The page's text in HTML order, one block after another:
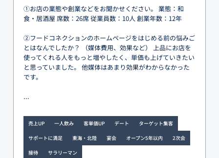
①お店の業態や創業などをお聞かせください。 業態：和
食・居酒屋 席数：26席 従業員数：10人 創業年数：12年
②フードコネクションのホームページをはじめる前の悩みご
とはなんでしたか？ （媒体費用、効果など） 上品にお店を
使ってくれる人をもっと増やしたく、単価も上げていきたい
と思っていました。 他媒体はあまり効果がわからなかった
です。
...
売上UP 一人飲み 客単価UP デート
ターゲット集客
サポートに満足
東海・北陸 宴会 オープン5年以内
2次会
接待
サラリーマン